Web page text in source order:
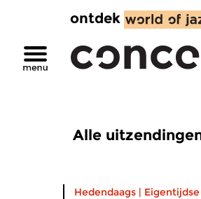
ontdek
Alle
Hedendaags | Eigentijdse